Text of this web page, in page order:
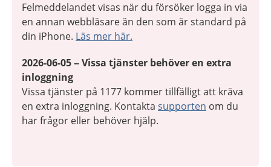
Felmeddelandet visas när du försöker logga in via
en annan webbläsare än den som är standard på
din iPhone. Läs mer här.
2026-06-05 – Vissa tjänster behöver en extra
inloggning
Vissa tjänster på 1177 kommer tillfälligt att kräva
en extra inloggning. Kontakta supporten om du
har frågor eller behöver hjälp.